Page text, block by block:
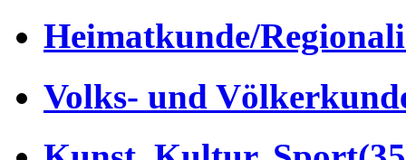
Heimatkunde/
Volks- und